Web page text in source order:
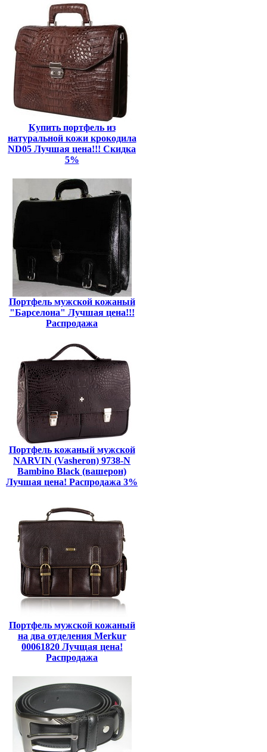
Купить портфель из
натуральной кожи крокодила
ND05 Лучшая цена!!! Скидка
5%
Портфель мужской кожаный
"Барселона" Лучшая цена!!!
Распродажа
Портфель кожаный мужской
NARVIN (Vasheron) 9738-N
Bambino Black (вашерон)
Лучшая цена! Распродажа 3%
Портфель мужской кожаный
на два отделения Merkur
00061820 Лучщая цена!
Распродажа